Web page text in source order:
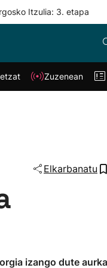
Itzulia: 3. etapa
KliskZuzenean
Elkarbanatu
izango dute